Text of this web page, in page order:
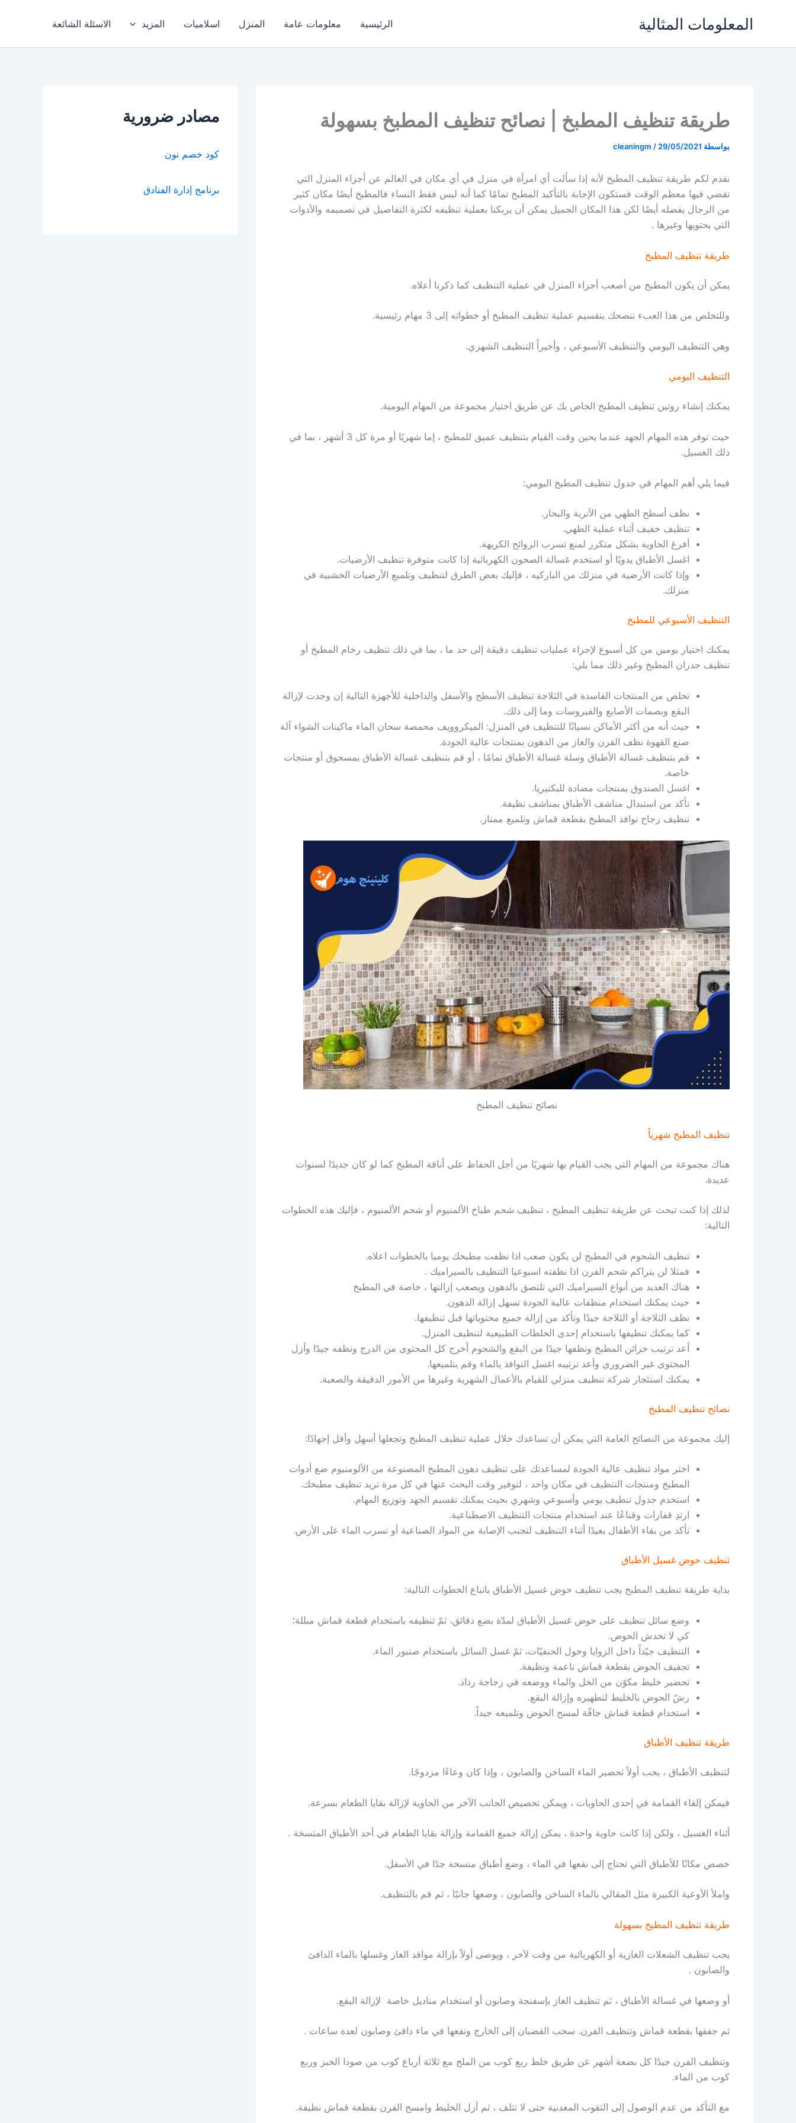
المعلومات المثالية الرئيسية معلومات عامة المنزل اسلاميات المزيد الاسئلة الشائعة
طريقة تنظيف المطبخ | نصائح تنظيف المطبخ بسهولة
بواسطة cleaningm / 29/05/2021
نقدم لكم طريقة تنظيف المطبخ لأنه إذا سألت أي امرأة في منزل في أي مكان في العالم عن أجزاء المنزل التي
تقضي فيها معظم الوقت فستكون الإجابة بالتأكيد المطبخ تمامًا كما أنه ليس فقط النساء فالمطبخ أيضًا مكان كثير
من الرجال يفضله أيضًا لكن هذا المكان الجميل يمكن أن يربكنا بعملية تنظيفه لكثرة التفاصيل في تصميمه والأدوات
التي يحتويها وغيرها .
طريقة تنظيف المطبخ
يمكن أن يكون المطبخ من أصعب أجزاء المنزل في عملية التنظيف كما ذكرنا أعلاه.
وللتخلص من هذا العبء ننصحك بتقسيم عملية تنظيف المطبخ أو خطواته إلى 3 مهام رئيسية.
وهي التنظيف اليومي والتنظيف الأسبوعي ، وأخيراً التنظيف الشهري.
التنظيف اليومي
يمكنك إنشاء روتين تنظيف المطبخ الخاص بك عن طريق اختيار مجموعة من المهام اليومية.
حيث توفر هذه المهام الجهد عندما يحين وقت القيام بتنظيف عميق للمطبخ ، إما شهريًا أو مرة كل 3 أشهر ، بما في
ذلك الغسيل.
فيما يلي أهم المهام في جدول تنظيف المطبخ اليومي:
نظف أسطح الطهي من الأتربة والبخار.
تنظيف خفيف أثناء عملية الطهي.
أفرغ الحاوية بشكل متكرر لمنع تسرب الروائح الكريهة.
اغسل الأطباق يدويًا أو استخدم غسالة الصحون الكهربائية إذا كانت متوفرة تنظيف الأرضيات.
وإذا كانت الأرضية في منزلك من الباركيه ، فإليك بعض الطرق لتنظيف وتلميع الأرضيات الخشبية في
منزلك.
التنظيف الأسبوعي للمطبخ
يمكنك اختيار يومين من كل أسبوع لإجراء عمليات تنظيف دقيقة إلى حد ما ، بما في ذلك تنظيف رخام المطبخ أو
تنظيف جدران المطبخ وغير ذلك مما يلي:
تخلص من المنتجات الفاسدة في الثلاجة تنظيف الأسطح والأسفل والداخلية للأجهزة التالية إن وجدت لإزالة
البقع وبصمات الأصابع والفيروسات وما إلى ذلك.
حيث أنه من أكثر الأماكن نسيانًا للتنظيف في المنزل: الميكروويف محمصة سخان الماء ماكينات الشواء آلة
صنع القهوة نظف الفرن والغاز من الدهون بمنتجات عالية الجودة.
قم بتنظيف غسالة الأطباق وسلة غسالة الأطباق تمامًا ، أو قم بتنظيف غسالة الأطباق بمسحوق أو منتجات
خاصة.
اغسل الصندوق بمنتجات مضادة للبكتيريا.
تأكد من استبدال مناشف الأطباق بمناشف نظيفة.
تنظيف زجاج نوافذ المطبخ بقطعة قماش وتلميع ممتاز.
نصائح تنظيف المطبخ
تنظيف المطبخ شهرياً
هناك مجموعة من المهام التي يجب القيام بها شهريًا من أجل الحفاظ على أناقة المطبخ كما لو كان جديدًا لسنوات
عديدة.
لذلك إذا كنت تبحث عن طريقة تنظيف المطبخ ، تنظيف شحم طباخ الألمنيوم أو شحم الألمنيوم ، فإليك هذه الخطوات
التالية:
تنظيف الشحوم في المطبخ لن يكون صعب اذا نظفت مطبخك يوميا بالخطوات اعلاه.
فمثلا لن يتراكم شحم الفرن اذا نظفته اسبوعيا التنظيف بالسيراميك .
هناك العديد من أنواع السيراميك التي تلتصق بالدهون ويصعب إزالتها ، خاصة في المطبخ
حيث يمكنك استخدام منظفات عالية الجودة تسهل إزالة الدهون.
نظف الثلاجة أو الثلاجة جيدًا وتأكد من إزالة جميع محتوياتها قبل تنظيفها.
كما يمكنك تنظيفها باستخدام إحدى الخلطات الطبيعية لتنظيف المنزل.
أعد ترتيب خزائن المطبخ ونظفها جيدًا من البقع والشحوم أخرج كل المحتوى من الدرج ونظفه جيدًا وأزل
المحتوى غير الضروري وأعد ترتيبه اغسل النوافذ بالماء وقم بتلميعها.
يمكنك استئجار شركة تنظيف منزلي للقيام بالأعمال الشهرية وغيرها من الأمور الدقيقة والصعبة.
نصائح تنظيف المطبخ
إليك مجموعة من النصائح العامة التي يمكن أن تساعدك خلال عملية تنظيف المطبخ وتجعلها أسهل وأقل إجهادًا:
اختر مواد تنظيف عالية الجودة لمساعدتك على تنظيف دهون المطبخ المصنوعة من الألومنيوم ضع أدوات
المطبخ ومنتجات التنظيف في مكان واحد ، لتوفير وقت البحث عنها في كل مرة تريد تنظيف مطبخك.
استخدم جدول تنظيف يومي وأسبوعي وشهري بحيث يمكنك تقسيم الجهد وتوزيع المهام.
ارتدِ قفازات وقناعًا عند استخدام منتجات التنظيف الاصطناعية.
تأكد من بقاء الأطفال بعيدًا أثناء التنظيف لتجنب الإصابة من المواد الصناعية أو تسرب الماء على الأرض.
تنظيف حوض غسيل الأطباق
بداية طريقة تنظيف المطبخ يجب تنظيف حوض غسيل الأطباق باتباع الخطوات التالية:
وضع سائل تنظيف على حوض غسيل الأطباق لمدّة بضع دقائق، ثمّ تنظيفه باستخدام قطعة قماش مبللة؛
كي لا تخدش الحوض.
التنظيف جيّداً داخل الزوايا وحول الحنفيّات، ثمّ غسل السائل باستخدام صنبور الماء.
تجفيف الحوض بقطعة قماش ناعمة ونظيفة.
تحضير خليط مكوّن من الخل والماء ووضعه في زجاجة رذاذ.
رشّ الحوض بالخليط لتطهيره وإزالة البقع.
استخدام قطعة قماش جافّة لمسح الحوض وتلميعه جيداً.
طريقة تنظيف الأطباق
لتنظيف الأطباق ، يجب أولاً تحضير الماء الساخن والصابون ، وإذا كان وعاءًا مزدوجًا.
فيمكن إلقاء القمامة في إحدى الحاويات ، ويمكن تخصيص الجانب الآخر من الحاوية لإزالة بقايا الطعام بسرعة.
أثناء الغسيل ، ولكن إذا كانت حاوية واحدة ، يمكن إزالة جميع القمامة وإزالة بقايا الطعام في أحد الأطباق المتسخة .
خصص مكانًا للأطباق التي تحتاج إلى نقعها في الماء ، وضع أطباق متسخة جدًا في الأسفل.
واملأ الأوعية الكبيرة مثل المقالي بالماء الساخن والصابون ، وضعها جانبًا ، ثم قم بالتنظيف.
طريقة تنظيف المطبخ بسهولة
يجب تنظيف الشعلات الغازية أو الكهربائية من وقت لآخر ، ويوصى أولاً بإزالة مواقد الغاز وغسلها بالماء الدافئ
والصابون .
أو وضعها في غسالة الأطباق ، ثم تنظيف الغاز بإسفنجة وصابون أو استخدام مناديل خاصة لإزالة البقع.
ثم جففها بقطعة قماش وتنظيف الفرن. سحب القضبان إلى الخارج ونقعها في ماء دافئ وصابون لعدة ساعات .
وتنظيف الفرن جيدًا كل بضعة أشهر عن طريق خلط ربع كوب من الملح مع ثلاثة أرباع كوب من صودا الخبز وربع
كوب من الماء.
مع التأكد من عدم الوصول إلى الثقوب المعدنية حتى لا تتلف ، ثم أزل الخليط وامسح الفرن بقطعة قماش نظيفة.
مصادر ضرورية
كود خصم نون
برنامج إدارة الفنادق